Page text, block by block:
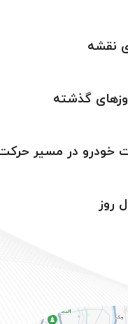
نقشه
گذشته
خودرو در مسیر
روز